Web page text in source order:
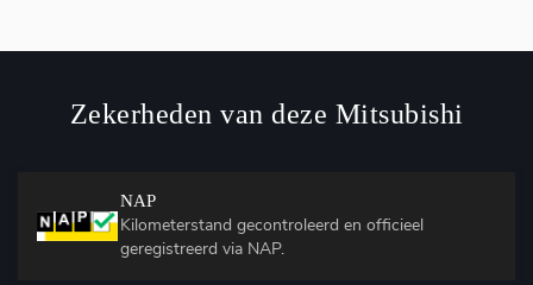
Zekerheden van deze Mitsubishi
NAP
Kilometerstand gecontroleerd en officieel
geregistreerd via NAP.